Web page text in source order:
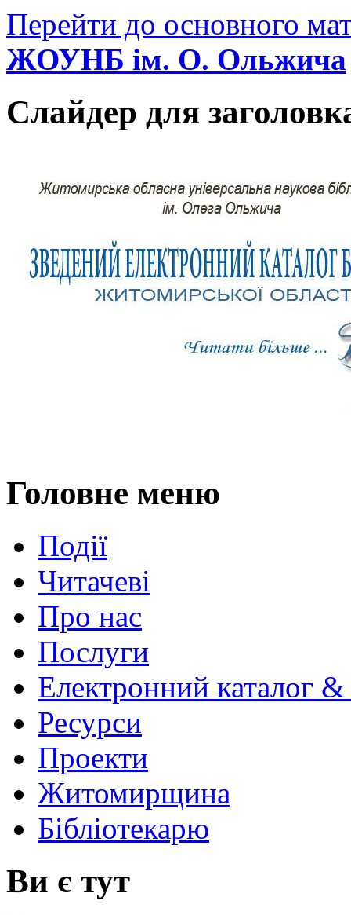
Перейти до основного
ЖОУНБ ім. О. Ольжича
Слайдер для
Головне меню
Події
Читачеві
Про нас
Послуги
Електронний каталог
Ресурси
Проекти
Житомирщина
Бібліотекарю
Ви є тут